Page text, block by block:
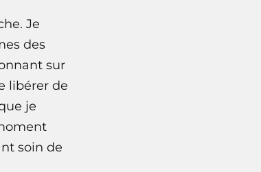
Je
des
sur
libérer de
je
soin de